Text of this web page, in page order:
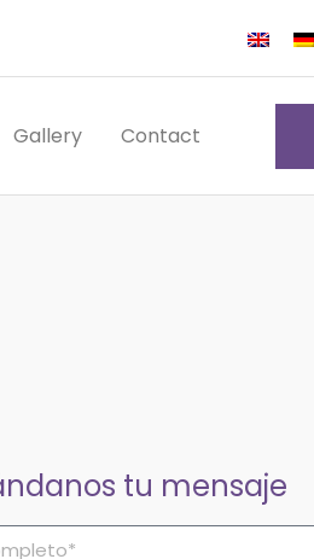
Gallery Contact
tu mensaje